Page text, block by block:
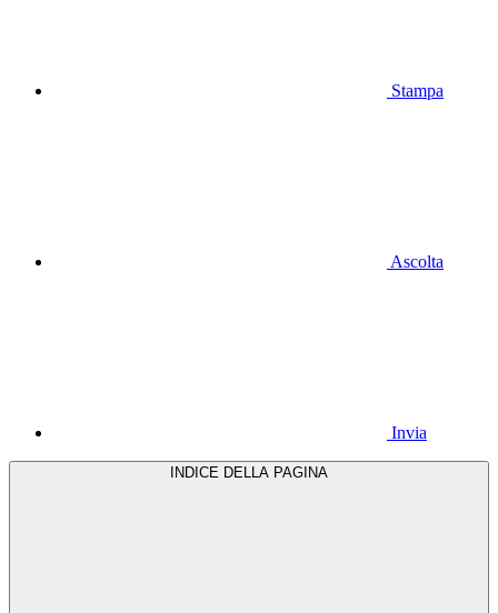
Stampa
Ascolta
Invia